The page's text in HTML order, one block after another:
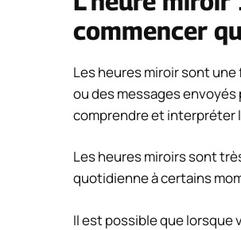
commencer
Les heures miroir sont
ou des messages
comprendre et interpréter
Les heures miroirs sont
quotidienne à certains
Il est possible que lorsque